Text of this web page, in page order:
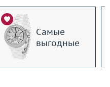
Самые
выгодные